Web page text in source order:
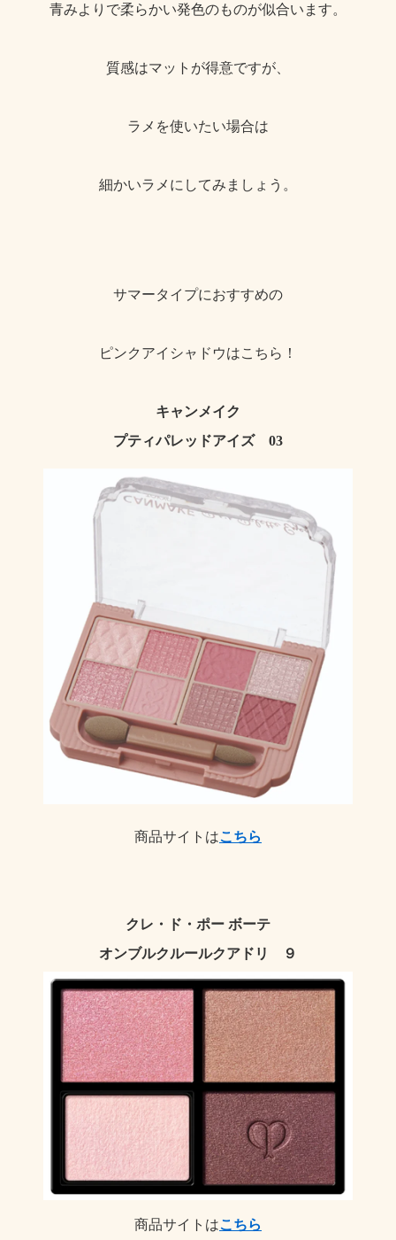
青みよりで柔らかい発色のものが似合います。
質感はマットが得意ですが、
ラメを使いたい場合は
細かいラメにしてみましょう。
サマータイプにおすすめの
ピンクアイシャドウはこちら！
キャンメイク
プティパレッドアイズ 03
商品サイトはこちら
クレ・ド・ポー ボーテ
オンブルクルールクアドリ ９
商品サイトはこちら